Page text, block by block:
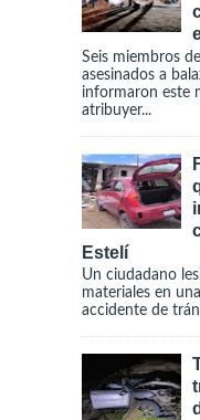
Seis miembros
asesinados a
informaron este
atribuyer...
Estelí
Un ciudadano
materiales en
accidente de